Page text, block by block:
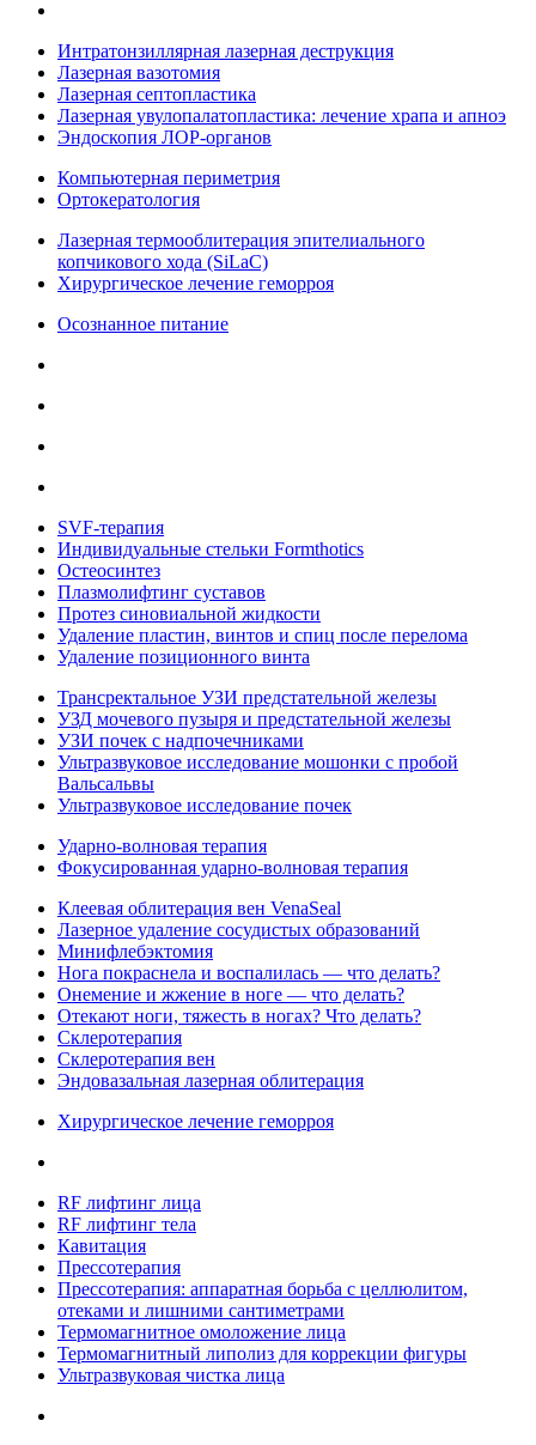
Интратонзиллярная лазерная деструкция
Лазерная вазотомия
Лазерная септопластика
Лазерная увулопалатопластика: лечение храпа и апноэ
Эндоскопия ЛОР-органов
Компьютерная периметрия
Ортокератология
Лазерная термооблитерация эпителиального
копчикового хода (SiLaC)
Хирургическое лечение геморроя
Осознанное питание
SVF-терапия
Индивидуальные стельки Formthotics
Остеосинтез
Плазмолифтинг суставов
Протез синовиальной жидкости
Удаление пластин, винтов и спиц после перелома
Удаление позиционного винта
Трансректальное УЗИ предстательной железы
УЗД мочевого пузыря и предстательной железы
УЗИ почек с надпочечниками
Ультразвуковое исследование мошонки с пробой
Вальсальвы
Ультразвуковое исследование почек
Ударно-волновая терапия
Фокусированная ударно-волновая терапия
Клеевая облитерация вен VenaSeal
Лазерное удаление сосудистых образований
Минифлебэктомия
Нога покраснела и воспалилась — что делать?
Онемение и жжение в ноге — что делать?
Отекают ноги, тяжесть в ногах? Что делать?
Склеротерапия
Склеротерапия вен
Эндовазальная лазерная облитерация
Хирургическое лечение геморроя
RF лифтинг лица
RF лифтинг тела
Кавитация
Прессотерапия
Прессотерапия: аппаратная борьба с целлюлитом,
отеками и лишними сантиметрами
Термомагнитное омоложение лица
Термомагнитный липолиз для коррекции фигуры
Ультразвуковая чистка лица